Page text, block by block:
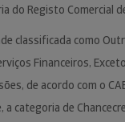
do Registo Comercial
classificada como
Financeiros,
de acordo com o
a categoria de